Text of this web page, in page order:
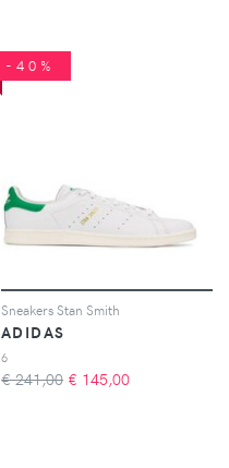
-40%
Sneakers Stan Smith
ADIDAS
6
€ 241,00 € 145,00